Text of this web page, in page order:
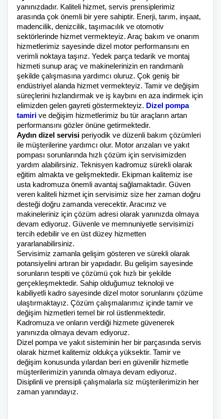
yanınızdadır. Kaliteli hizmet, servis prensiplerimiz
arasında çok önemli bir yere sahiptir. Enerji, tarım, inşaat,
madencilik, denizcilik, taşımacılık ve otomotiv
sektörlerinde hizmet vermekteyiz. Araç bakım ve onarım
hizmetlerimiz sayesinde dizel motor performansını en
verimli noktaya taşırız. Yedek parça tedarik ve montaj
hizmeti sunup araç ve makinelerinizin en randımanlı
şekilde çalışmasına yardımcı oluruz. Çok geniş bir
endüstriyel alanda hizmet vermekteyiz. Tamir ve değişim
süreçlerini hızlandırmak ve iş kaybını en aza indirmek için
elimizden gelen gayreti göstermekteyiz. Dizel pompa
tamiri ve değişim hizmetlerimiz bu tür araçların artan
performansını gözler önüne getirmektedir.
Aydın dizel servisi periyodik ve düzenli bakım çözümleri
ile müşterilerine yardımcı olur. Motor arızaları ve yakıt
pompası sorunlarında hızlı çözüm için servisimizden
yardım alabilirsiniz. Teknisyen kadromuz sürekli olarak
eğitim almakta ve gelişmektedir. Ekipman kalitemiz ise
usta kadromuza önemli avantaj sağlamaktadır. Güven
veren kaliteli hizmet için servisimiz size her zaman doğru
desteği doğru zamanda verecektir. Aracınız ve
makineleriniz için çözüm adresi olarak yanınızda olmaya
devam ediyoruz. Güvenle ve memnuniyetle servisimizi
tercih edebilir ve en üst düzey hizmetten
yararlanabilirsiniz.
Servisimiz zamanla gelişim gösteren ve sürekli olarak
potansiyelini artıran bir yapıdadır. Bu gelişim sayesinde
sorunların tespiti ve çözümü çok hızlı bir şekilde
gerçekleşmektedir. Sahip olduğumuz teknoloji ve
kabiliyetli kadro sayesinde dizel motor sorunlarını çözüme
ulaştırmaktayız. Çözüm çalışmalarımız içinde tamir ve
değişim hizmetleri temel bir rol üstlenmektedir.
Kadromuza ve onların verdiği hizmete güvenerek
yanınızda olmaya devam ediyoruz.
Dizel pompa ve yakıt sisteminin her bir parçasında servis
olarak hizmet kalitemiz oldukça yüksektir. Tamir ve
değişim konusunda yılardan beri en güvenilir hizmetle
müşterilerimizin yanında olmaya devam ediyoruz.
Disiplinli ve prensipli çalışmalarla siz müşterilerimizin her
zaman yanındayız.